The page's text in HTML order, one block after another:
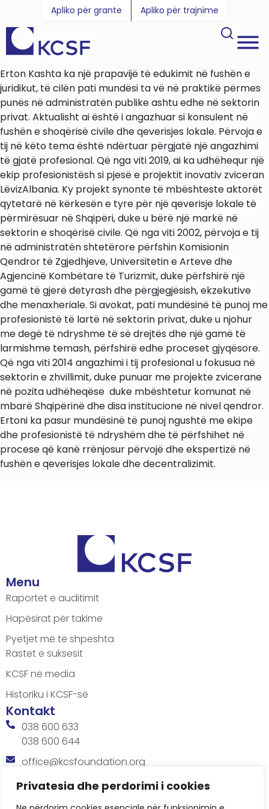
Privatesia dhe perdorimi i cookies
Apliko për grante Apliko për trajnime
Erton Kashta ka një prapavijë të edukimit në fushën e
juridikut, të cilën pati mundësi ta vë në praktikë përmes
punës në administratën publike ashtu edhe në sektorin
privat. Aktualisht ai është i angazhuar si konsulent në
fushën e shoqërisë civile dhe qeverisjes lokale. Përvoja e
tij në këto tema është ndërtuar përgjatë një angazhimi
të gjatë profesional. Që nga viti 2019, ai ka udhëhequr një
ekip profesionistësh si pjesë e projektit inovativ zviceran
LëvizAlbania. Ky projekt synonte të mbështeste aktorët
qytetarë në kërkesën e tyre për një qeverisje lokale të
përmirësuar në Shqipëri, duke u bërë një markë në
sektorin e shoqërisë civile. Që nga viti 2002, përvoja e tij
në administratën shtetërore përfshin Komisionin
Qendror të Zgjedhjeve, Universitetin e Arteve dhe
Agjencinë Kombëtare të Turizmit, duke përfshirë një
gamë të gjerë detyrash dhe përgjegjësish, ekzekutive
dhe menaxheriale. Si avokat, pati mundësinë të punoj me
profesionistë të lartë në sektorin privat, duke u njohur
me degë të ndryshme të së drejtës dhe një gamë të
larmishme temash, përfshirë edhe proceset gjyqësore.
Që nga viti 2014 angazhimi i tij profesional u fokusua në
sektorin e zhvillimit, duke punuar me projekte zvicerane
në pozita udhëheqëse duke mbështetur komunat në
mbarë Shqipërinë dhe disa institucione në nivel qendror.
Ertoni ka pasur mundësinë të punoj ngushtë me ekipe
dhe profesionistë të ndryshëm dhe të përfshihet në
procese që kanë rrënjosur përvojë dhe ekspertizë në
fushën e qeverisjes lokale dhe decentralizimit.
Menu
Raportet e auditimit
Hapësirat për takime
Pyetjet më të shpeshta
Rastet e suksesit
KCSF në media
Historiku i KCSF-së
Kontakt
038 600 633
038 600 644
office@kcsfoundation.org
Besa Imami, Lam A, H1, Kat.12, nr. 65-1, Lakrishtë,